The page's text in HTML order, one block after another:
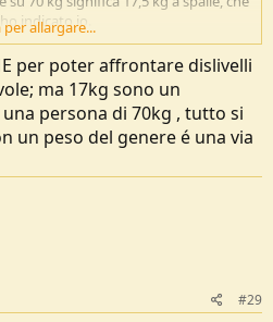
indicato io.
(che viaggiano con 25 kg, come mi
o peggio con gli sherpa e vedi
e dislivelli! Altro che 25%
peso renda più agevole e comodo il
proprio di dire che 10 kg di zaino
per allargare...
per poter affrontare dislivelli
ma 17kg sono un
una persona di 70kg , tutto si
un peso del genere é una via
#29